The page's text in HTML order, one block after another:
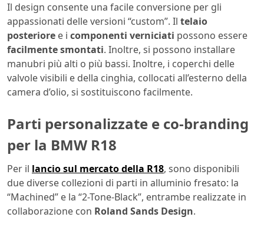
Il design consente una facile conversione per gli
appassionati delle versioni “custom”. Il telaio
posteriore e i componenti verniciati possono essere
facilmente smontati. Inoltre, si possono installare
manubri più alti o più bassi. Inoltre, i coperchi delle
valvole visibili e della cinghia, collocati all’esterno della
camera d’olio, si sostituiscono facilmente.
Parti personalizzate e co-branding
per la BMW R18
Per il lancio sul mercato della R18, sono disponibili
due diverse collezioni di parti in alluminio fresato: la
“Machined” e la “2-Tone-Black”, entrambe realizzate in
collaborazione con Roland Sands Design.